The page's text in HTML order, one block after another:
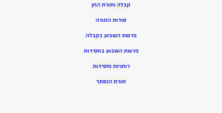
קבלה ותורת החן
סודות התורה
פרשת השבוע בקבלה
פרשת השבוע בחסידות
רוחניות וחסידות
תורת הנסתר